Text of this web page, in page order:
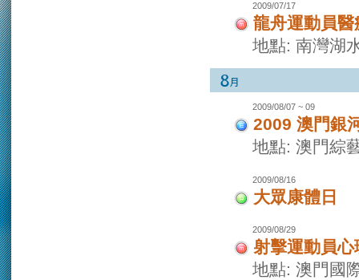
2009/07/17
龍舟運動員
地點: 南灣湖
2009/08/07 ~ 09
2009 澳門銀
地點: 澳門綜
2009/08/16
大眾康體日
2009/08/29
射擊運動員心
地點: 澳門國